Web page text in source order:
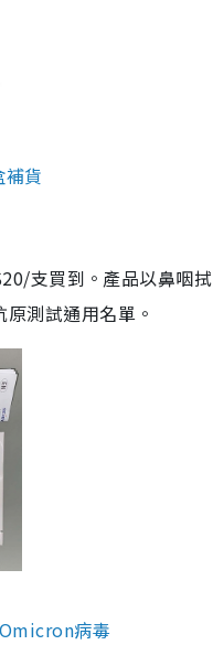
貨
支買到。產品以鼻咽
測試通用名單。
病毒